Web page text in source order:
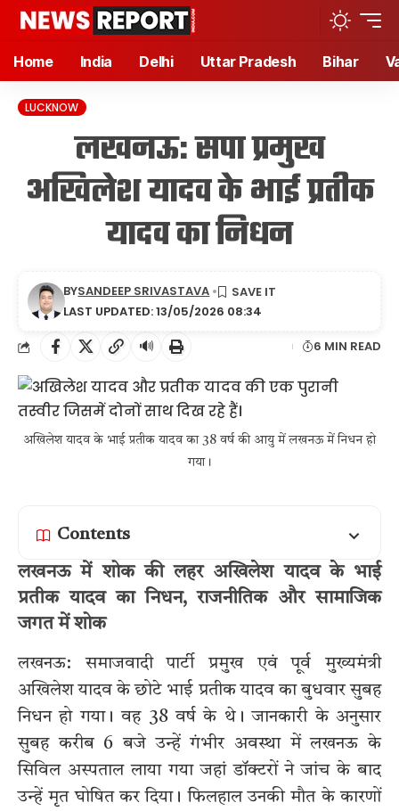
Home India Delhi Uttar Pradesh Bihar
LUCKNOW
लखनऊ: सपा प्रमुख
अखिलेश यादव के भाई प्रतीक
यादव का निधन
LAST UPDATED: 13/05/2026 08:34
BYSANDEEP SRIVASTAVA
🔊 6 MIN READ
अखिलेश यादव के भाई प्रतीक यादव का 38 वर्ष की आयु में लखनऊ में निधन हो
गया।
Contents
लखनऊ में शोक की लहर अखिलेश यादव के भाई
प्रतीक यादव का निधन, राजनीतिक और सामाजिक
जगत में शोक
लखनऊ: समाजवादी पार्टी प्रमुख एवं पूर्व मुख्यमंत्री
अखिलेश यादव के छोटे भाई प्रतीक यादव का बुधवार सुबह
निधन हो गया। वह 38 वर्ष के थे। जानकारी के अनुसार
सुबह करीब 6 बजे उन्हें गंभीर अवस्था में लखनऊ के
सिविल अस्पताल लाया गया जहां डॉक्टरों ने जांच के बाद
उन्हें मृत घोषित कर दिया। फिलहाल उनकी मौत के कारणों